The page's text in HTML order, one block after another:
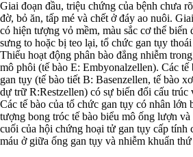
Giai đoạn đầu, triệu chứng của bệnh chưa
đờ, bỏ ăn, tấp mé và chết ở đáy ao nuôi.
có hiện tượng vỏ mềm, màu sắc cơ thể biến
sưng to hoặc bị teo lại, tổ chức gan tụy
Thiếu hoạt động phân bào đẳng nhiễm
mô phôi (tế bào E: Embyonalzellen). Các tế
gan tụy (tế bào tiết B: Basenzellen, tế bào
dự trữ R:Restzellen) có sự biến đổi cấu trúc
Các tế bào của tổ chức gan tụy có nhân lớn
tượng bong tróc tế bào biểu mô ống lượn
cuối của hội chứng hoại tử gan tụy cấp tính
máu ở giữa ống gan tụy và nhiễm khuẩn thứ